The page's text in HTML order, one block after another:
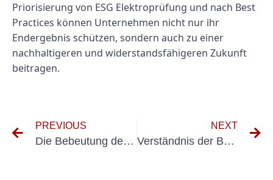
Priorisierung von ESG Elektroprüfung und nach Best
Practices können Unternehmen nicht nur ihr
Endergebnis schützen, sondern auch zu einer
nachhaltigeren und widerstandsfähigeren Zukunft
beitragen.
PREVIOUS
Die Bebeutung der Erster
NEXT
Verständnis der Bedeutung von Fahrgug -UVV -Inspektionen